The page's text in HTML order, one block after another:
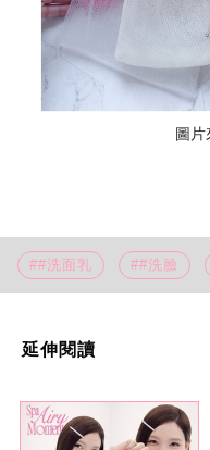
圖片
##洗面乳 ##洗臉
延伸閱讀